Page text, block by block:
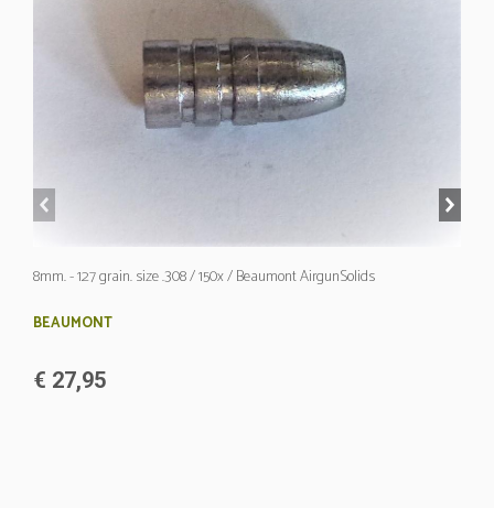
8mm. - 127 grain. size .308 / 150x / Beaumont AirgunSolids
BEAUMONT
€ 27,95